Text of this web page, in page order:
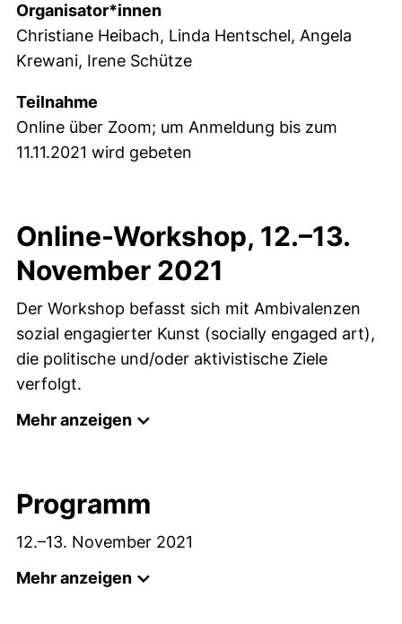
Organisator*innen
Christiane Heibach, Linda Hentschel, Angela
Krewani, Irene Schütze
Teilnahme
Online über Zoom; um Anmeldung bis zum
11.11.2021 wird gebeten
Online-Workshop, 12.–13.
November 2021
Der Workshop befasst sich mit Ambivalenzen
sozial engagierter Kunst (socially engaged art),
die politische und/oder aktivistische Ziele
verfolgt.
Mehr anzeigen
Programm
12.–13. November 2021
Mehr anzeigen